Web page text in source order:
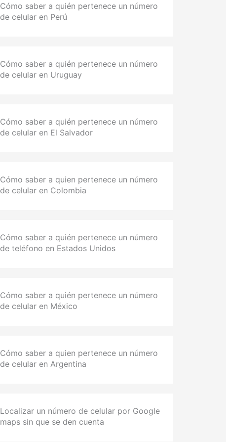
Cómo saber a quién pertenece un número
de celular en Perú
Cómo saber a quién pertenece un número
de celular en Uruguay
Cómo saber a quién pertenece un número
de celular en El Salvador
Cómo saber a quien pertenece un número
de celular en Colombia
Cómo saber a quién pertenece un número
de teléfono en Estados Unidos
Cómo saber a quién pertenece un número
de celular en México
Cómo saber a quien pertenece un número
de celular en Argentina
Localizar un número de celular por Google
maps sin que se den cuenta